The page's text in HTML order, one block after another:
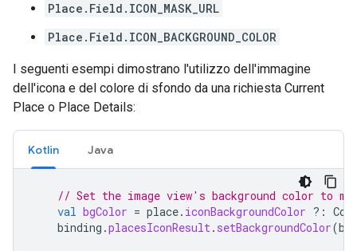
Place.Field.ICON_MASK_URL
Place.Field.ICON_BACKGROUND_COLOR
I seguenti esempi dimostrano l'utilizzo dell'immagine
dell'icona e del colore di sfondo da una richiesta Current
Place o Place Details:
Kotlin Java
// Set the image view's background color to
val bgColor = place. iconBackgroundColor ?:
binding .placesIconResult. setBackgroundColor(